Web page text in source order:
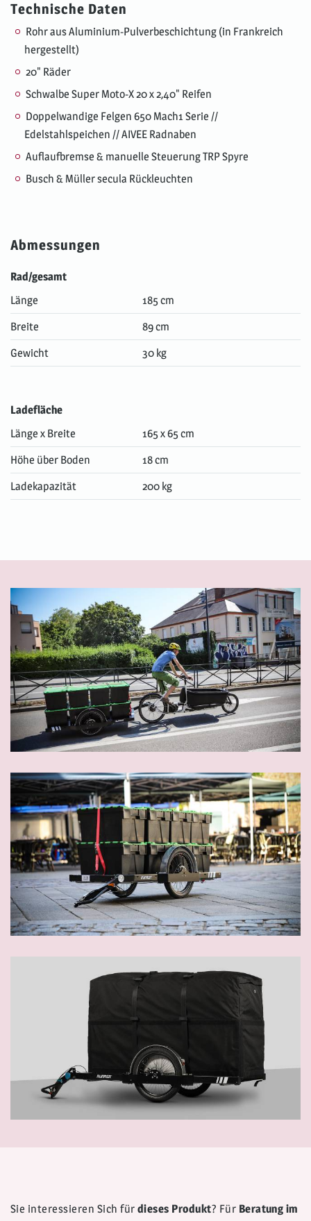
Technische Daten
Rohr aus Aluminium-Pulverbeschichtung (in Frankreich
hergestellt)
20" Räder
Schwalbe Super Moto-X 20 x 2,40" Reifen
Doppelwandige Felgen 650 Mach1 Serie //
Edelstahlspeichen // AIVEE Radnaben
Auflaufbremse & manuelle Steuerung TRP Spyre
Busch & Müller secula Rückleuchten
Abmessungen
Rad/gesamt
Länge
185 cm
Breite
89 cm
Gewicht
30 kg
Ladefläche
Länge x Breite
165 x 65 cm
Höhe über Boden
18 cm
Ladekapazität
200 kg
Sie interessieren Sich für dieses Produkt? Für Beratung im